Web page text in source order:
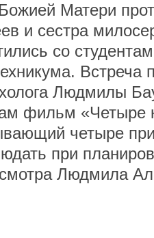
Матери
и сестра
со
Встреча
Людмилы
фильм «Четыре
четыре
при
Людмила